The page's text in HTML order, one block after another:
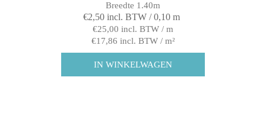
Breedte 1.40m
€2,50 incl. BTW / 0,10 m
€25,00 incl. BTW / m
€17,86 incl. BTW / m²